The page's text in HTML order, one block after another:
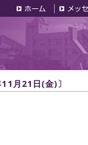
月21日(金)〕